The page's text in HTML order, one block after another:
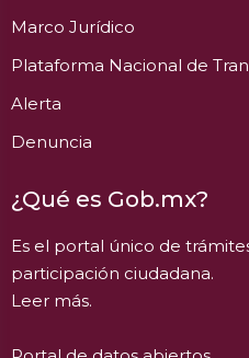
Marco Jurídico
Plataforma Nacional de
Alerta
Denuncia
¿Qué es Gob.mx?
Es el portal único de
participación ciudadana.
Leer más.